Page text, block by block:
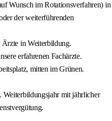
Wunsch im Rotationsverfahren) in
der weiterführenden
in Weiterbildung.
erfahrenen Fachärzte.
mitten im Grünen.
Weiterbildungsjahr mit jährlicher